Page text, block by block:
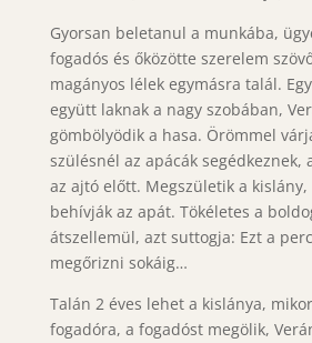
Gyorsan beletanul a munkába,
fogadós és őközötte szerelem
magányos lélek egymásra talál.
együtt laknak a nagy szobában,
gömbölyödik a hasa. Örömmel
szülésnél az apácák segédkeznek,
az ajtó előtt. Megszületik a
behívják az apát. Tökéletes a
átszellemül, azt suttogja: Ezt a
megőrizni sokáig…
Talán 2 éves lehet a kislánya,
fogadóra, a fogadóst megölik,